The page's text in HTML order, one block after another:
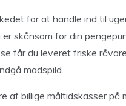
for at handle ind til
skånsom for din
får du leveret friske
madspild.
af billige måltidskasser på